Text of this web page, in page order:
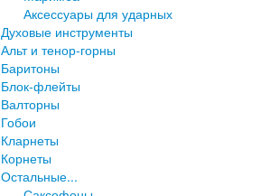
Аксессуары для ударных
Духовые инструменты
Альт и тенор-горны
Баритоны
Блок-флейты
Валторны
Гобои
Кларнеты
Корнеты
Остальные...